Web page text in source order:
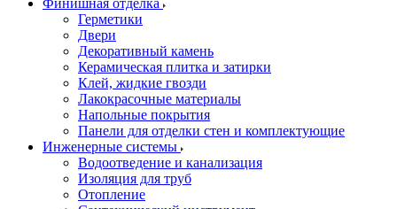
Финишная отделка
Герметики
Двери
Декоративный камень
Керамическая плитка и затирки
Клей, жидкие гвозди
Лакокрасочные материалы
Напольные покрытия
Панели для отделки стен и комплектующие
Инженерные системы
Водоотведение и канализация
Изоляция для труб
Отопление